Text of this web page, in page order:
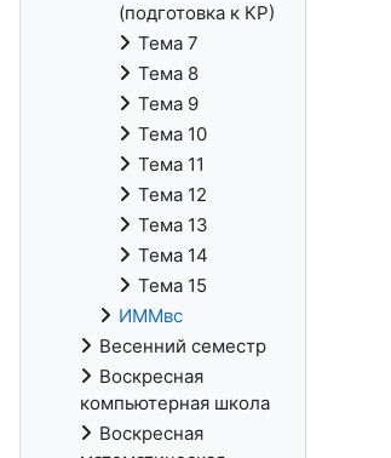
(подготовка к КР)
Тема 7
Тема 8
Тема 9
Тема 10
Тема 11
Тема 12
Тема 13
Тема 14
Тема 15
ИММвс
Весенний семестр
Воскресная
компьютерная школа
Воскресная